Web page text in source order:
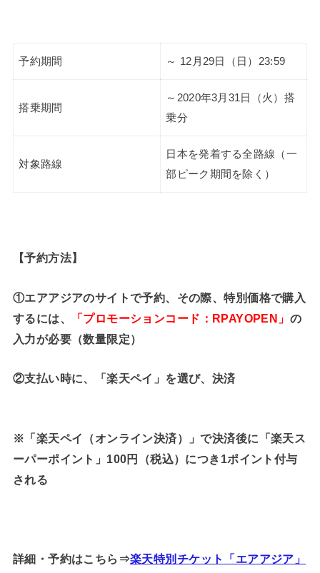
予約期間 ～ 12月29日（日）23:59
搭乗期間
～2020年3月31日（火）搭
乗分
対象路線
日本を発着する全路線（一
部ピーク期間を除く）
【予約方法】
①エアアジアのサイトで予約、その際、特別価格で購入
するには、
「プロモーションコード：RPAYOPEN」 の
入力が必要（数量限定）
②支払い時に、「楽天ペイ」を選び、決済
※「楽天ペイ（オンライン決済）」で決済後に「楽天ス
ーパーポイント」100円（税込）につき1ポイント付与
される
詳細・予約はこちら⇒楽天特別チケット「エアアジア」